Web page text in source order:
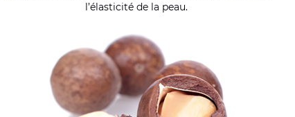
l’élasticité de la peau.